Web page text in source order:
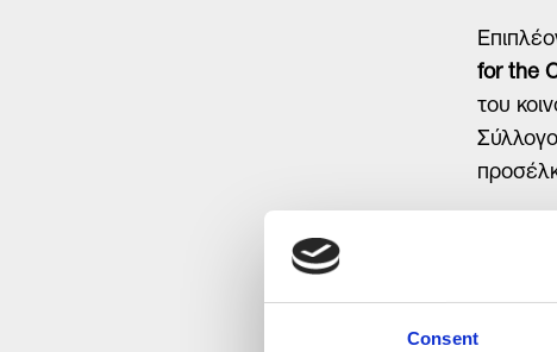
Consent
for the
του